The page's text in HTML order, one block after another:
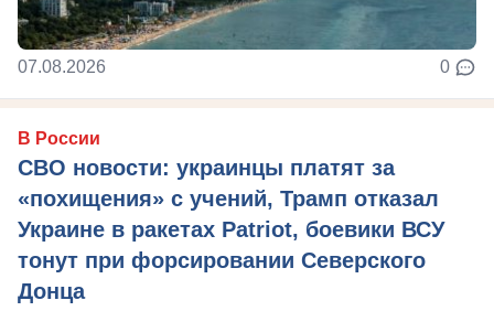
07.08.2026 0
В России
СВО новости: украинцы платят за
«похищения» с учений, Трамп отказал
Украине в ракетах Patriot, боевики ВСУ
тонут при форсировании Северского
Донца